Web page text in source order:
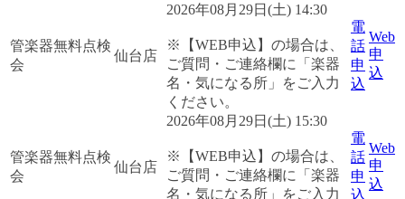
管楽器無料点検
会
仙台店
2026年08月29日(土) 14:30
※【WEB申込】の場合は、
ご質問・ご連絡欄に「楽器
名・気になる所」をご入力
ください。
電
話
申
込
Web
申
込
管楽器無料点検
会
仙台店
2026年08月29日(土) 15:30
※【WEB申込】の場合は、
ご質問・ご連絡欄に「楽器
名・気になる所」をご入力
電
話
申
込
Web
申
込